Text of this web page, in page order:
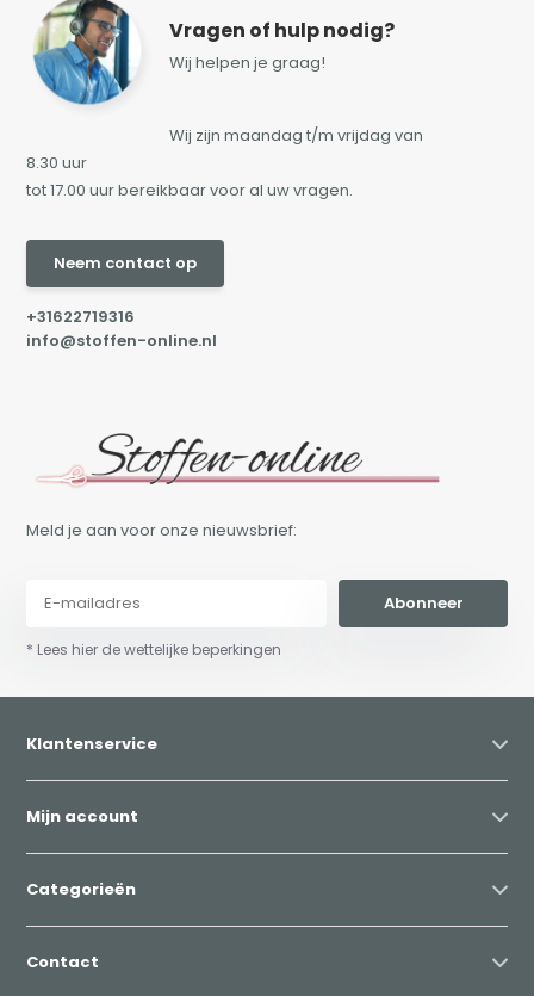
Vragen of hulp nodig?
Wij helpen je graag!
Wij zijn maandag t/m vrijdag van
8.30 uur
tot 17.00 uur bereikbaar voor al uw vragen.
Neem contact op
+31622719316
info@stoffen-online.nl
Meld je aan voor onze nieuwsbrief:
Abonneer
* Lees hier de wettelijke beperkingen
Klantenservice
Mijn account
Categorieën
Contact